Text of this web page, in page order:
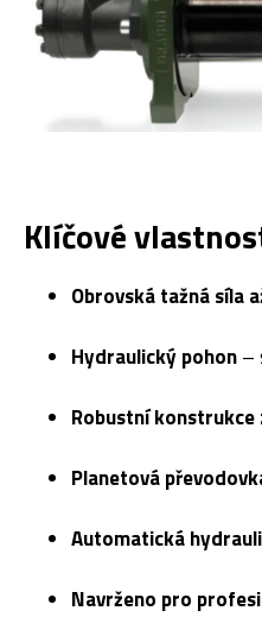
Klíčové
Obrovská tažná síla
Hydraulický pohon–
Robustní
Planetová
Automatická
Navrženo pro